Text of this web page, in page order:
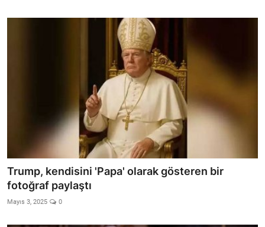
Trump, kendisini 'Papa' olarak gösteren bir
fotoğraf paylaştı
Mayıs 3, 2025 0